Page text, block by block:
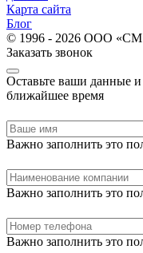
Карта сайта
Блог
© 1996 - 2026 ООО «СМ
Заказать звонок
Оставьте ваши данные
ближайшее время
Важно заполнить это
Важно заполнить это
Важно заполнить это